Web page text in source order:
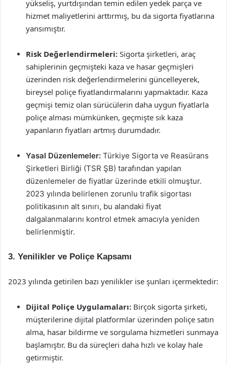
yükseliş, yurtdışından temin edilen yedek parça ve
hizmet maliyetlerini arttırmış, bu da sigorta fiyatlarına
yansımıştır.
Risk Değerlendirmeleri: Sigorta şirketleri, araç
sahiplerinin geçmişteki kaza ve hasar geçmişleri
üzerinden risk değerlendirmelerini güncelleyerek,
bireysel poliçe fiyatlandırmalarını yapmaktadır. Kaza
geçmişi temiz olan sürücülerin daha uygun fiyatlarla
poliçe alması mümkünken, geçmişte sık kaza
yapanların fiyatları artmış durumdadır.
Yasal Düzenlemeler: Türkiye Sigorta ve Reasürans
Şirketleri Birliği (TSR ŞB) tarafından yapılan
düzenlemeler de fiyatlar üzerinde etkili olmuştur.
2023 yılında belirlenen zorunlu trafik sigortası
politikasının alt sınırı, bu alandaki fiyat
dalgalanmalarını kontrol etmek amacıyla yeniden
belirlenmiştir.
3. Yenilikler ve Poliçe Kapsamı
2023 yılında getirilen bazı yenilikler ise şunları içermektedir:
Dijital Poliçe Uygulamaları: Birçok sigorta şirketi,
müşterilerine dijital platformlar üzerinden poliçe satın
alma, hasar bildirme ve sorgulama hizmetleri sunmaya
başlamıştır. Bu da süreçleri daha hızlı ve kolay hale
getirmiştir.